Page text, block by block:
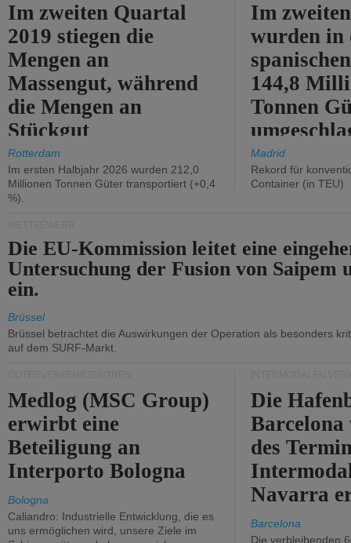
Im zweiten Quartal
2019 stiegen die
Mengen an
Massengut, während
die Mengen an
Stückgut
zurückgingen.
Rotterdam
Im ersten Halbjahr 2026 wurden 212,0
Millionen Tonnen Güter transportiert (+0,4
%).
Im
wurden in
144,8
Tonnen
%).
Madrid
Rekord für
Container (in TEU)
Die EU-Kommission leitet eine
Untersuchung der Fusion von Saipem
ein.
Brüssel
Brüssel betrachtet die Auswirkungen der Operation als besonders
auf dem SURF-Markt.
Medlog (MSC Group)
erwirbt eine
Beteiligung an
Interporto Bologna
Bologna
Caliandro: Industrielle Entwicklung, die es
uns ermöglichen wird, unsere Ziele im
Die
des
Navarra
Barcelona
Die verbleibenden